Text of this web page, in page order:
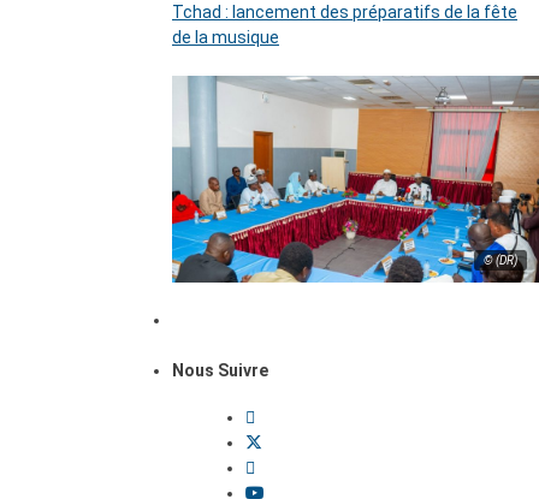
Tchad : lancement des préparatifs de la fête
de la musique
© (DR)
Nous Suivre